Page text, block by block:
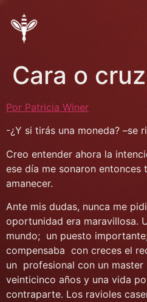
Cara o cruz
Por Patricia Winer
-¿Y si tirás una moneda? –se
Creo entender ahora la
ese día me sonaron entonces
amanecer.
Ante mis dudas, nunca me
oportunidad era maravillosa.
mundo; un puesto
compensaba con creces el
un profesional con un master
veinticinco años y una vida
contraparte. Los ravioles